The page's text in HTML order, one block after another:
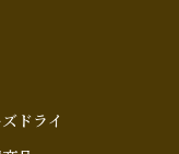
ドライ